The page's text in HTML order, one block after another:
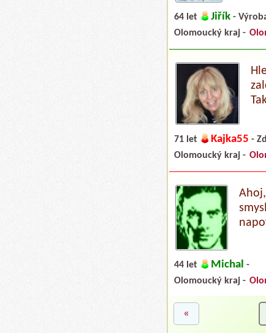
64 let Jiřík -
Olomoucký kraj -
71 let Kajka55 -
Olomoucký kraj -
44 let Michal -
Olomoucký kraj -
«